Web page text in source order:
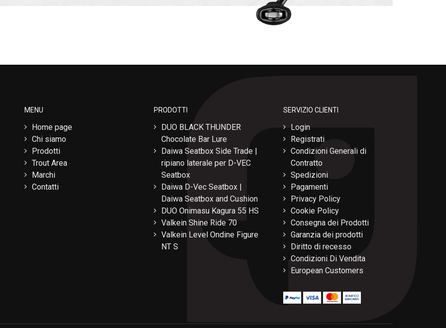
MENU
Home page
Chi siamo
Prodotti
Trout Area
Marchi
Contatti
PRODOTTI
DUO BLACK THUNDER
Chocolate Bar Lure
Daiwa Seatbox Side Trade |
ripiano laterale per D-VEC
Seatbox
Daiwa D-Vec Seatbox |
Daiwa Seatbox and Cushion
DUO Onimasu Kagura 55 HS
Valkein Shine Ride 70
Valkein Level Ondine Figure
NT S
SERVIZIO CLIENTI
Login
Registrati
Condizioni Generali di
Contratto
Spedizioni
Pagamenti
Privacy Policy
Cookie Policy
Consegna dei Prodotti
Garanzia dei prodotti
Diritto di recesso
Condizioni Di Vendita
European Customers